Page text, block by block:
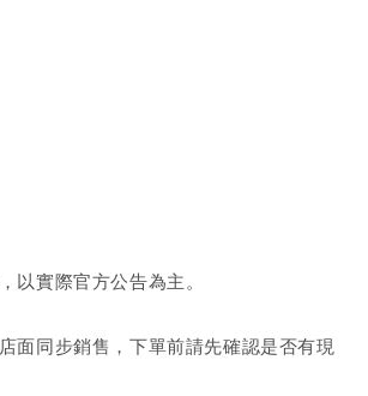
以實際官方公告為主。
面同步銷售，下單前請先確認是否有現